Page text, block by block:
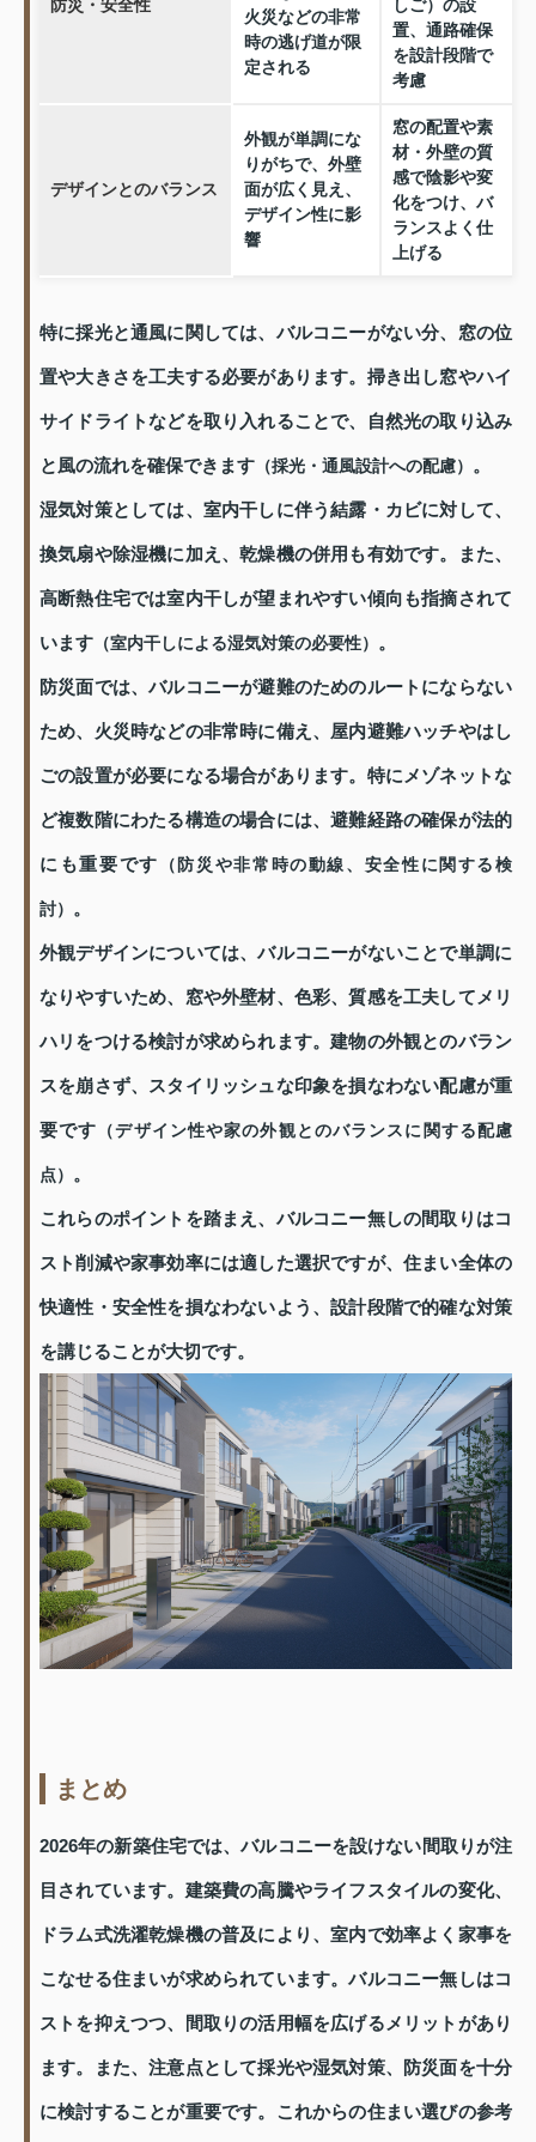
防災・安全性
火災などの非常
時の逃げ道が限
定される
しご）の設
置、通路確保
を設計段階で
考慮
デザインとのバランス
外観が単調にな
りがちで、外壁
面が広く見え、
デザイン性に影
響
窓の配置や素
材・外壁の質
感で陰影や変
化をつけ、バ
ランスよく仕
上げる
特に採光と通風に関しては、バルコニーがない分、窓の位
置や大きさを工夫する必要があります。掃き出し窓やハイ
サイドライトなどを取り入れることで、自然光の取り込み
と風の流れを確保できます （採光・通風設計への配慮） 。
湿気対策としては、室内干しに伴う結露・カビに対して、
換気扇や除湿機に加え、乾燥機の併用も有効です。また、
高断熱住宅では室内干しが望まれやすい傾向も指摘されて
います （室内干しによる湿気対策の必要性） 。
防災面では、バルコニーが避難のためのルートにならない
ため、火災時などの非常時に備え、屋内避難ハッチやはし
ごの設置が必要になる場合があります。特にメゾネットな
ど複数階にわたる構造の場合には、避難経路の確保が法的
にも重要です （防災や非常時の動線、安全性に関する検
討） 。
外観デザインについては、バルコニーがないことで単調に
なりやすいため、窓や外壁材、色彩、質感を工夫してメリ
ハリをつける検討が求められます。建物の外観とのバラン
スを崩さず、スタイリッシュな印象を損なわない配慮が重
要です （デザイン性や家の外観とのバランスに関する配慮
点） 。
これらのポイントを踏まえ、バルコニー無しの間取りはコ
スト削減や家事効率には適した選択ですが、住まい全体の
快適性・安全性を損なわないよう、設計段階で的確な対策
を講じることが大切です。
まとめ
2026年の新築住宅では、バルコニーを設けない間取りが注
目されています。建築費の高騰やライフスタイルの変化、
ドラム式洗濯乾燥機の普及により、室内で効率よく家事を
こなせる住まいが求められています。バルコニー無しはコ
ストを抑えつつ、間取りの活用幅を広げるメリットがあり
ます。また、注意点として採光や湿気対策、防災面を十分
に検討することが重要です。これからの住まい選びの参考